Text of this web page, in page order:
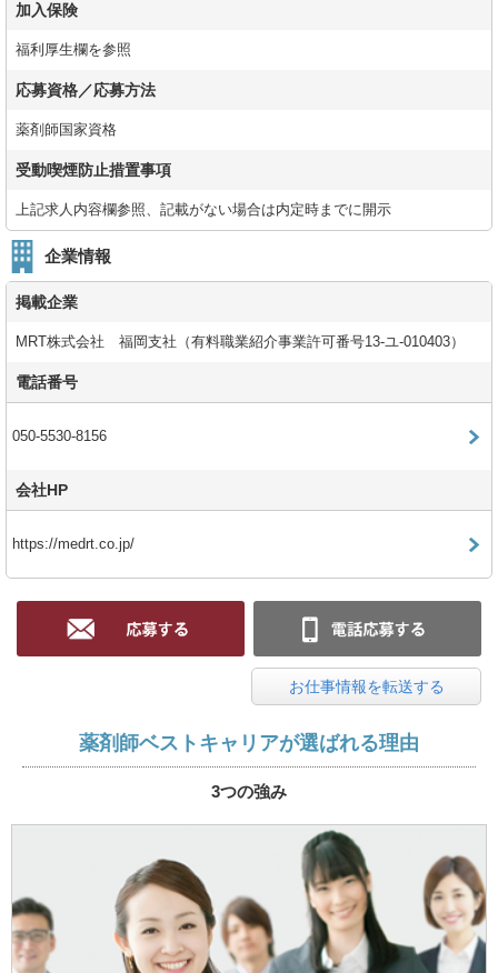
加入保険
福利厚生欄を参照
応募資格／応募方法
薬剤師国家資格
受動喫煙防止措置事項
上記求人内容欄参照、記載がない場合は内定時までに開示
企業情報
掲載企業
MRT株式会社 福岡支社（有料職業紹介事業許可番号13-ユ-010403）
電話番号
050-5530-8156
会社HP
https://medrt.co.jp/
お仕事情報を転送する
薬剤師ベストキャリアが選ばれる理由
3つの強み